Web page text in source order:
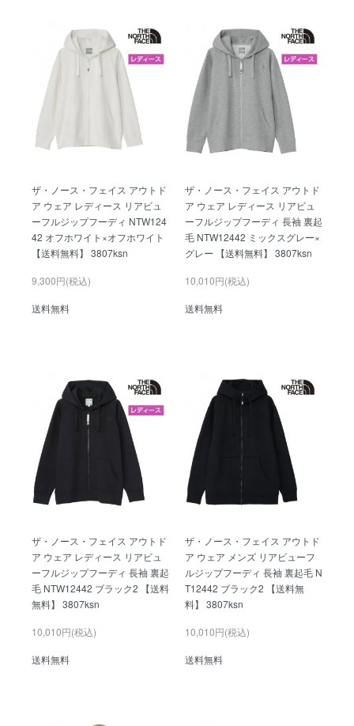
ザ・ノース・フェイス アウトド
ア ウェア レディース リアビュ
ーフルジップフーディ NTW124
42 オフホワイト×オフホワイト
【送料無料】 3807ksn
9,300円(税込)
送料無料
ザ・ノース・フェイス アウトド
ア ウェア レディース リアビュ
ーフルジップフーディ 長袖 裏起
毛 NTW12442 ミックスグレー×
グレー 【送料無料】 3807ksn
10,010円(税込)
送料無料
ザ・ノース・フェイス アウトド
ア ウェア レディース リアビュ
ーフルジップフーディ 長袖 裏起
毛 NTW12442 ブラック2 【送料
無料】 3807ksn
10,010円(税込)
送料無料
ザ・ノース・フェイス アウトド
ア ウェア メンズ リアビューフ
ルジップフーディ 長袖 裏起毛 N
T12442 ブラック2 【送料無
料】 3807ksn
10,010円(税込)
送料無料